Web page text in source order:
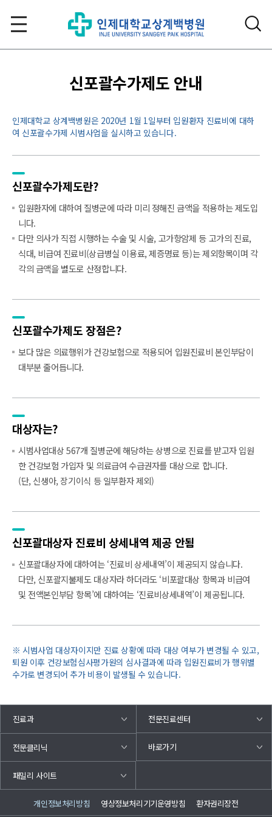
신포괄수가제도 안내
인제대학교 상계백병원은 2020년 1월 1일부터 입원환자 진료비에 대하
여 신포괄수가제 시범사업을 실시하고 있습니다.
신포괄수가제도란?
입원환자에 대하여 질병군에 따라 미리 정해진 금액을 적용하는 제도입
니다.
다만 의사가 직접 시행하는 수술 및 시술, 고가항암제 등 고가의 진료,
식대, 비급여 진료비(상급병실 이용료, 제증명료 등)는 제외항목이며 각
각의 금액을 별도로 산정합니다.
신포괄수가제도장점은?
보다 많은 의료행위가 건강보험으로 적용되어 입원진료비 본인부담이
대부분 줄어듭니다.
대상자는?
시범사업대상 567개 질병군에 해당하는 상병으로 진료를 받고자 입원
한 건강보험 가입자 및 의료급여 수급권자를 대상으로 합니다.
(단, 신생아, 장기이식 등 일부환자 제외)
신포괄대상자진료비 상세내역 제공 안됨
신포괄대상자에 대하여는 ‘진료비 상세내역’이 제공되지 않습니다.
다만, 신포괄지불제도 대상자라 하더라도 ‘비포괄대상 항목과 비급여
및 전액본인부담 항목’에 대하여는 ‘진료비상세내역’이 제공됩니다.
※ 시범사업 대상자이지만 진료 상황에 따라 대상 여부가 변경될 수 있고,
퇴원 이후 건강보험심사평가원의 심사결과에 따라 입원진료비가 행위별
수가로 변경되어 추가 비용이 발생될 수 있습니다.
진료과 전문진료센터
전문클리닉 바로가기
패밀리 사이트
개인정보처리방침 영상정보처리기기운영방침 환자권리장전